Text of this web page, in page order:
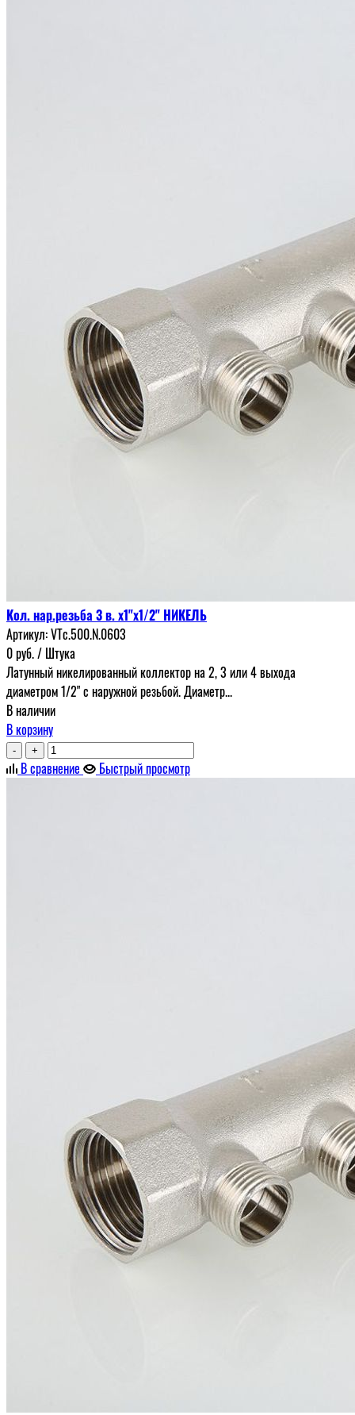
Кол. нар.резьба 3 в. х1"х1/2" НИКЕЛЬ
Артикул:VTc.500.N.0603
0руб./ Штука
Латунный никелированный коллектор на 2, 3 или 4 выхода
диаметром 1/2" с наружной резьбой. Диаметр...
В наличии
В корзину
- +
В сравнение Быстрый просмотр